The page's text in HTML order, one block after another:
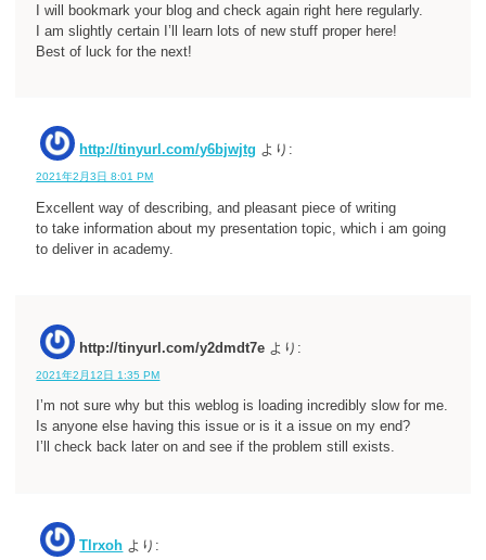
I will bookmark your blog and check again right here regularly.
I am slightly certain I’ll learn lots of new stuff proper here!
Best of luck for the next!
http://tinyurl.com/y6bjwjtg より:
2021年2月3日 8:01 PM
Excellent way of describing, and pleasant piece of writing
to take information about my presentation topic, which i am going
to deliver in academy.
http://tinyurl.com/y2dmdt7e より:
2021年2月12日 1:35 PM
I’m not sure why but this weblog is loading incredibly slow for me.
Is anyone else having this issue or is it a issue on my end?
I’ll check back later on and see if the problem still exists.
Tlrxoh より: